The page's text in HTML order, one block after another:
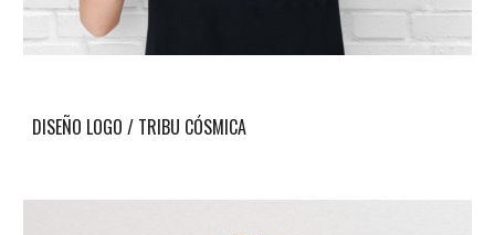
DISEÑO LOGO / TRIBU CÓSMICA